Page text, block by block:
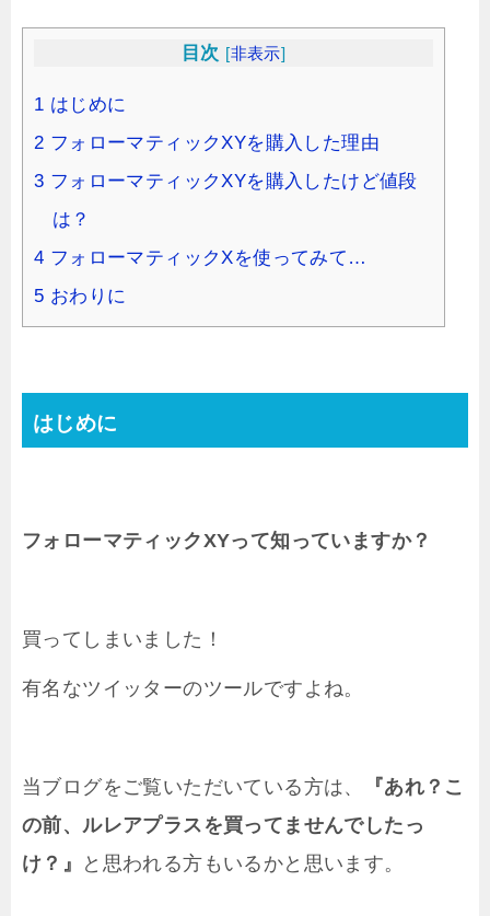
目次 [非表示]
1 はじめに
2 フォローマティックXYを購入した理由
3 フォローマティックXYを購入したけど値段
は？
4 フォローマティックXを使ってみて…
5 おわりに
はじめに
フォローマティックXYって知っていますか？
買ってしまいました！
有名なツイッターのツールですよね。
当ブログをご覧いただいている方は、
『あれ？こ
の前、ルレアプラスを買ってませんでしたっ
け？』
と思われる方もいるかと思います。